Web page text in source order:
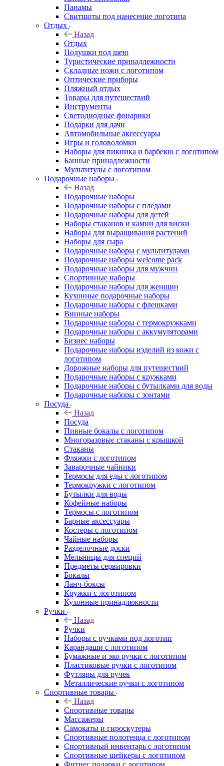
Панамы
Свитшоты под нанесение логотипа
Отдых
Назад
Отдых
Подушки под шею
Туристические принадлежности
Складные ножи с логотипом
Оптические приборы
Пляжный отдых
Товары для путешествий
Инструменты
Светодиодные фонарики
Подарки для дачи
Автомобильные аксессуары
Игры и головоломки
Наборы для пикника и барбекю с логотипом
Банные принадлежности
Мультитулы с логотипом
Подарочные наборы
Назад
Подарочные наборы
Подарочные наборы с пледами
Подарочные наборы для детей
Наборы стаканов и камни для виски
Наборы для выращивания растений
Наборы для сыра
Подарочные наборы с мультитулами
Подарочные наборы welcome pack
Подарочные наборы для мужчин
Спортивные наборы
Подарочные наборы для женщин
Кухонные подарочные наборы
Подарочные наборы с флешками
Винные наборы
Подарочные наборы с термокружками
Подарочные наборы с аккумуляторами
Бизнес наборы
Подарочные наборы изделий из кожи с
логотипом
Дорожные наборы для путешествий
Подарочные наборы с кружками
Подарочные наборы с бутылками для воды
Подарочные наборы с зонтами
Посуда
Назад
Посуда
Пивные бокалы с логотипом
Многоразовые стаканы с крышкой
Стаканы
Фляжки с логотипом
Заварочные чайники
Термосы для еды с логотипом
Термокружки с логотипом
Бутылки для воды
Кофейные наборы
Термосы с логотипом
Барные аксессуары
Костеры с логотипом
Чайные наборы
Разделочные доски
Мельницы для специй
Предметы сервировки
Бокалы
Ланч-боксы
Кружки с логотипом
Кухонные принадлежности
Ручки
Назад
Ручки
Наборы с ручками под логотип
Карандаши с логотипом
Бумажные и эко ручки с логотипом
Пластиковые ручки с логотипом
Футляры для ручек
Металлические ручки с логотипом
Спортивные товары
Назад
Спортивные товары
Массажеры
Самокаты и гироскутеры
Спортивные полотенца с логотипом
Спортивный инвентарь с логотипом
Спортивные шейкеры с логотипом
Фитнес подарки с логотипом